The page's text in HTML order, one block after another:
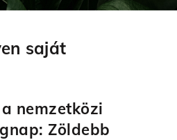
saját
nemzetközi
Zöldebb